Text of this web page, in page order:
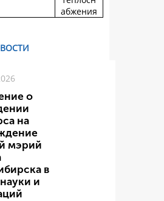
абжения
о
на
мэрий
в
и